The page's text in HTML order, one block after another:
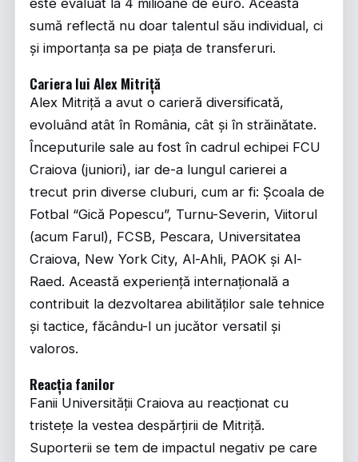
este evaluat la 4 milioane de euro. Această
sumă reflectă nu doar talentul său individual, ci
și importanța sa pe piața de transferuri.
Cariera lui Alex Mitriță
Alex Mitriță a avut o carieră diversificată,
evoluând atât în România, cât și în străinătate.
Începuturile sale au fost în cadrul echipei FCU
Craiova (juniori), iar de-a lungul carierei a
trecut prin diverse cluburi, cum ar fi: Școala de
Fotbal “Gică Popescu”, Turnu-Severin, Viitorul
(acum Farul), FCSB, Pescara, Universitatea
Craiova, New York City, Al-Ahli, PAOK și Al-
Raed. Această experiență internațională a
contribuit la dezvoltarea abilităților sale tehnice
și tactice, făcându-l un jucător versatil și
valoros.
Reacția fanilor
Fanii Universității Craiova au reacționat cu
tristețe la vestea despărțirii de Mitriță.
Suporterii se tem de impactul negativ pe care